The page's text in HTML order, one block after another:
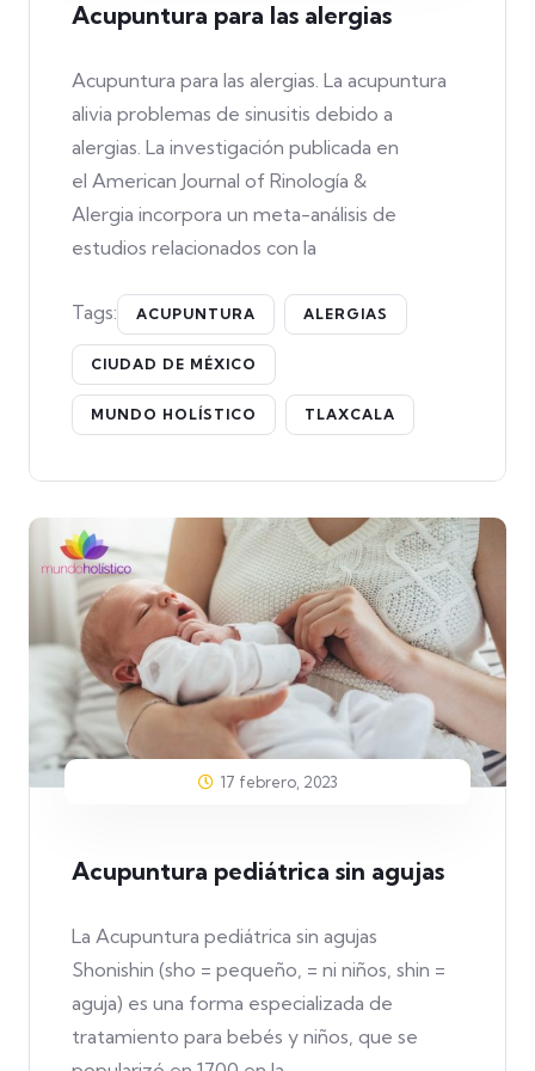
Acupuntura para las alergias
Acupuntura para las alergias. La acupuntura
alivia problemas de sinusitis debido a
alergias. La investigación publicada en
el American Journal of Rinología &
Alergia incorpora un meta-análisis de
estudios relacionados con la
Tags: ACUPUNTURA ALERGIAS
CIUDAD DE MÉXICO
MUNDO HOLÍSTICO TLAXCALA
17 febrero, 2023
Acupuntura pediátrica sin agujas
La Acupuntura pediátrica sin agujas
Shonishin (sho = pequeño, = ni niños, shin =
aguja) es una forma especializada de
tratamiento para bebés y niños, que se